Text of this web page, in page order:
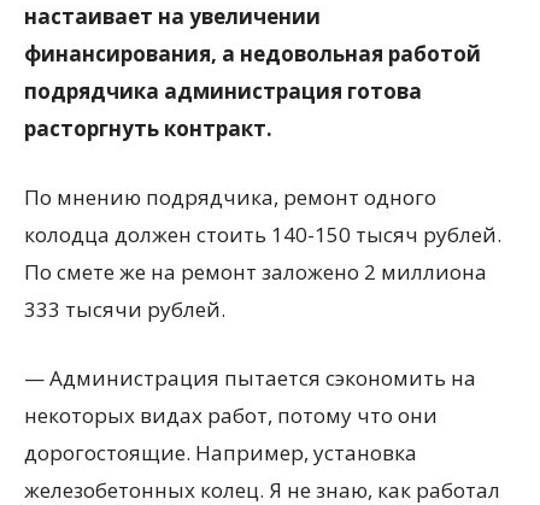
настаивает на увеличении
финансирования, а недовольная работой
подрядчика администрация готова
расторгнуть контракт.
По мнению подрядчика, ремонт одного
колодца должен стоить 140-150 тысяч рублей.
По смете же на ремонт заложено 2 миллиона
333 тысячи рублей.
— Администрация пытается сэкономить на
некоторых видах работ, потому что они
дорогостоящие. Например, установка
железобетонных колец. Я не знаю, как работал